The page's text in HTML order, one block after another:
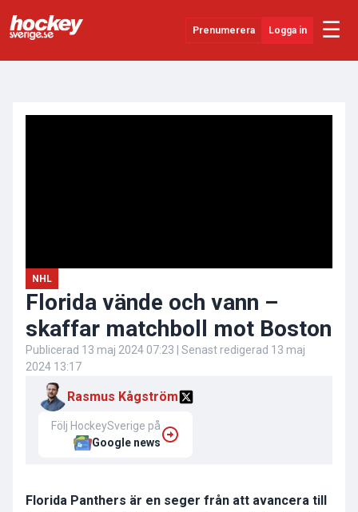
Prenumerera Logga in ☰
NHL
Florida vände och vann –
skaffar matchboll mot Boston
Publicerad 13 maj 2024 07:23 | Senast redigerad 13 maj
2024 13:17
Rasmus Kågström
Följ HockeySverige på
Google news
Florida Panthers är en seger från att avancera till